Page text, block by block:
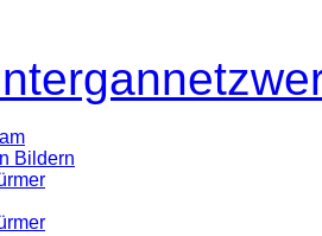
Bildern